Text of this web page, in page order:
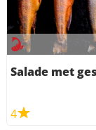
Salade met
4